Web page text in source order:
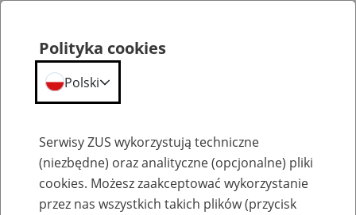
Szkolenia
Polityka cookies
Polski
Serwisy ZUS wykorzystują techniczne
(niezbędne) oraz analityczne (opcjonalne) pliki
cookies. Możesz zaakceptować wykorzystanie
przez nas wszystkich takich plików (przycisk